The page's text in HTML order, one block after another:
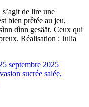
de lire une
bien prêtée au jeu,
dìnn gesäät. Ceux qui
Réalisation : Julia
septembre 2025
sucrée salée,